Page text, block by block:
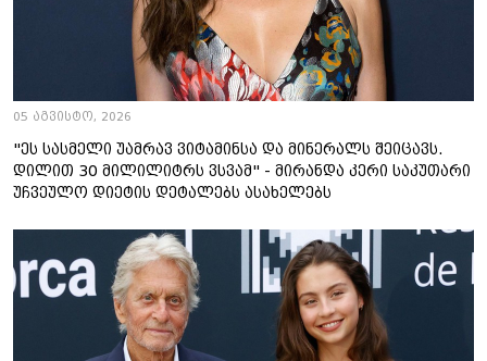
05 აგვისტო, 2026
"ეს სასმელი უამრავ ვიტამინსა და მინერალს შეიცავს.
დილით 30 მილილიტრს ვსვამ" - მირანდა კერი საკუთარი
უჩვეულო დიეტის დეტალებს ასახელებს